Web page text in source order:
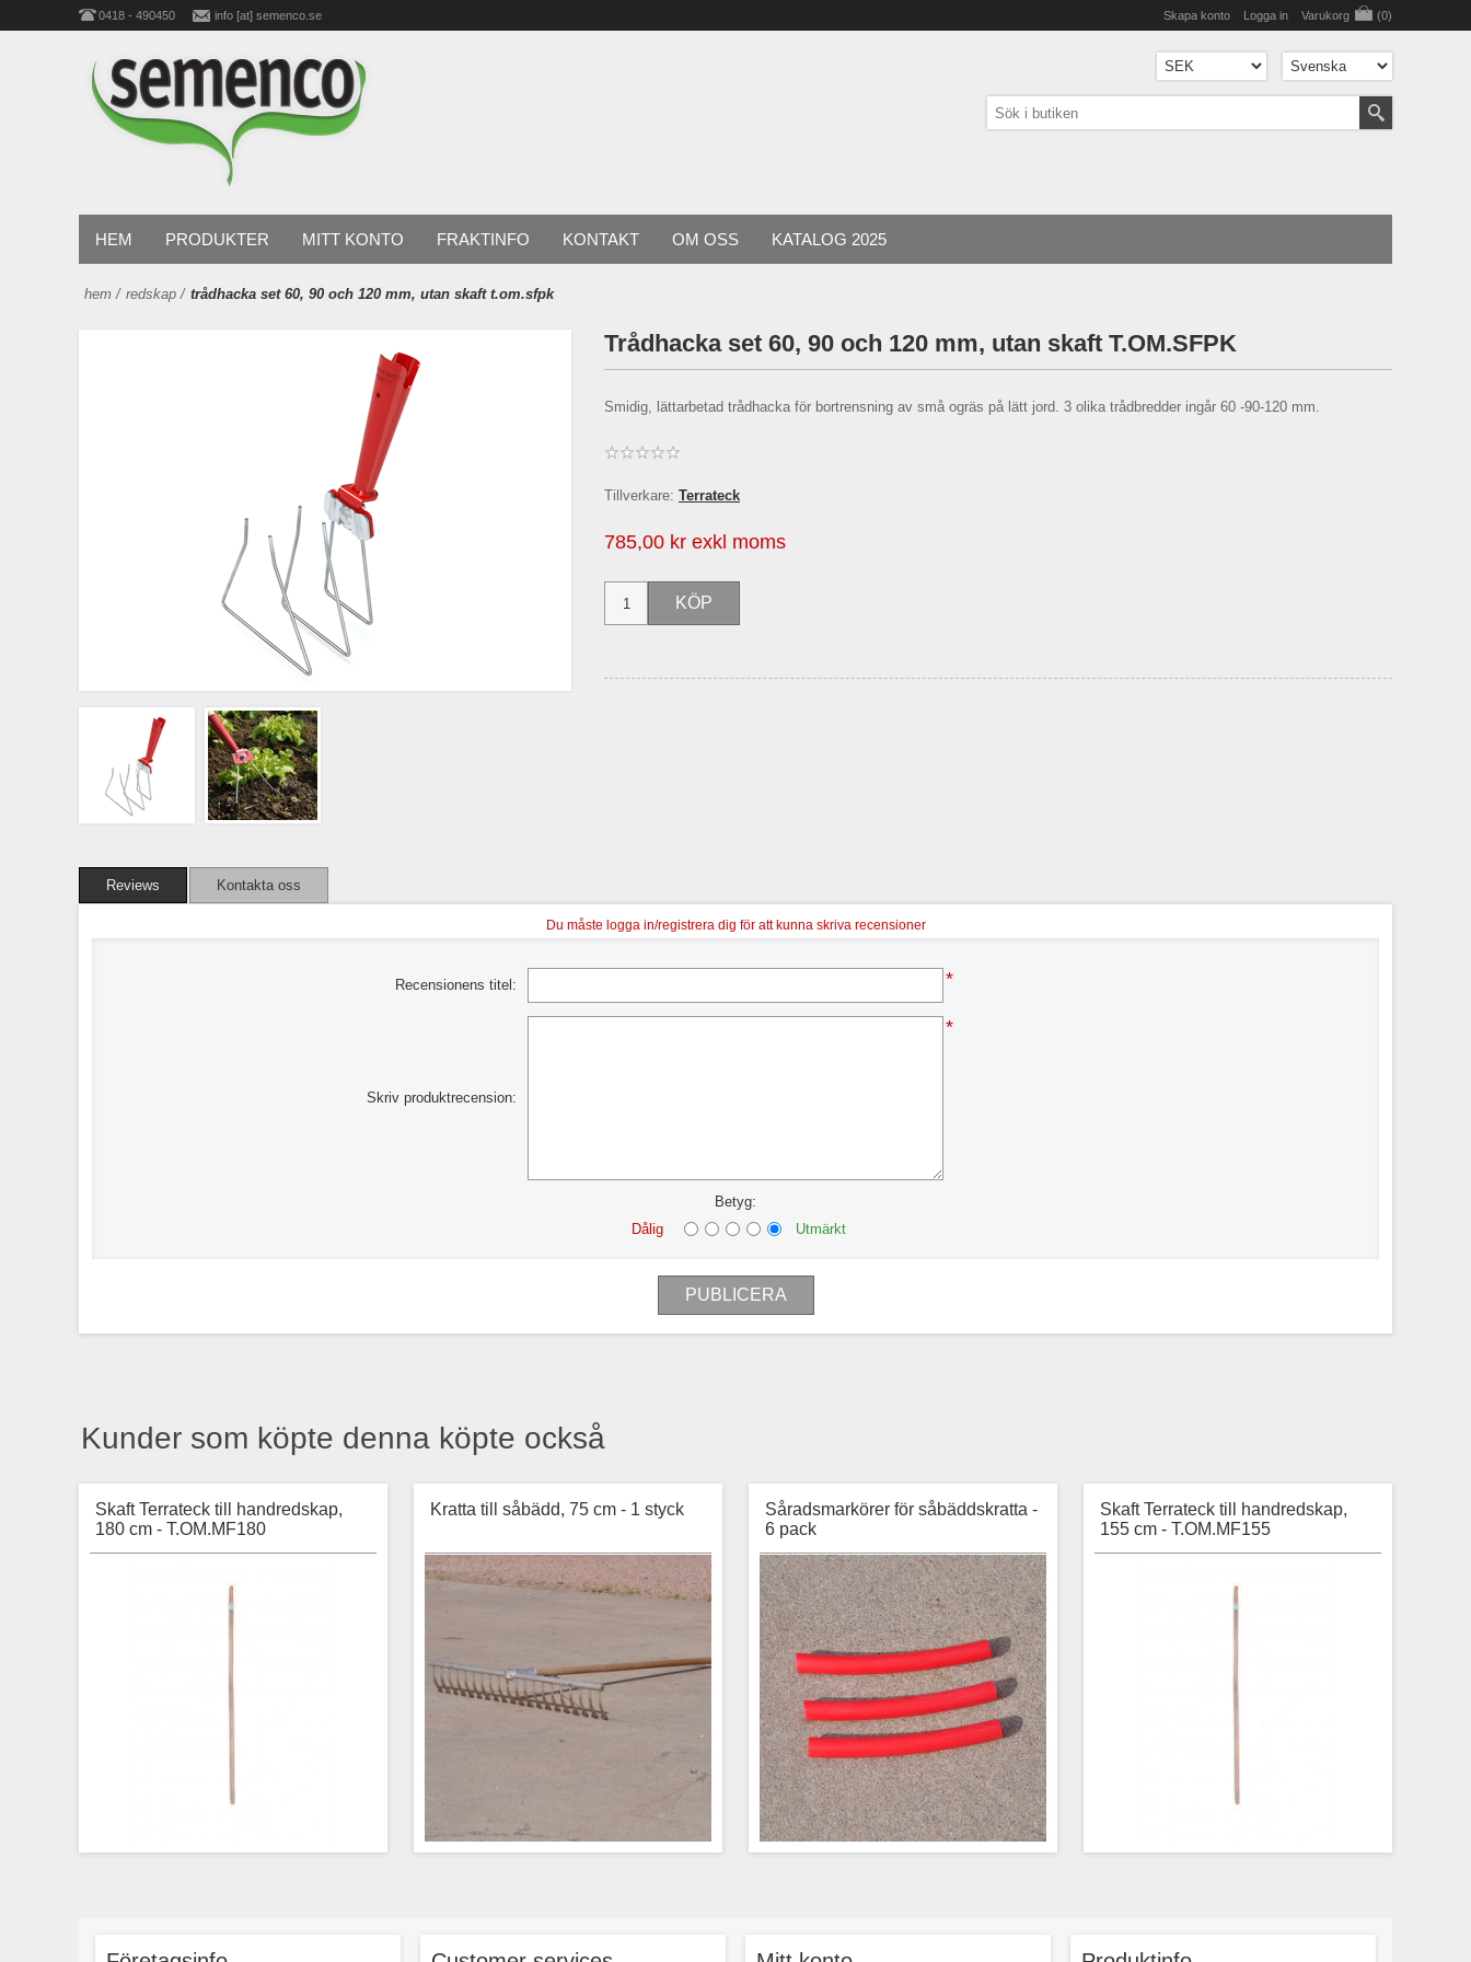
0418 - 490450 info [at] semenco.se Skapa konto Logga in Varukorg (0)
HEM PRODUKTER MITT KONTO FRAKTINFO KONTAKT OM OSS KATALOG 2025
hem / redskap / trådhacka set 60, 90 och 120 mm, utan skaft t.om.sfpk
Trådhacka set 60, 90 och 120 mm, utan skaft T.OM.SFPK
Smidig, lättarbetad trådhacka för bortrensning av små ogräs på lätt jord. 3 olika trådbredder ingår 60 -90-120 mm.
Tillverkare: Terrateck
785,00 kr exkl moms
Reviews Kontakta oss
Du måste logga in/registrera dig för att kunna skriva recensioner
Recensionens titel: *
Skriv produktrecension:
*
Betyg:
Dålig
Utmärkt
Kunder som köpte denna köpte också
Skaft Terrateck till handredskap,
180 cm - T.OM.MF180
Kratta till såbädd, 75 cm - 1 styck
låg egenvikt och är därför lätt att arbeta
Såradsmarkörer för såbäddskratta -
6 pack
Skaft Terrateck till handredskap,
155 cm - T.OM.MF155